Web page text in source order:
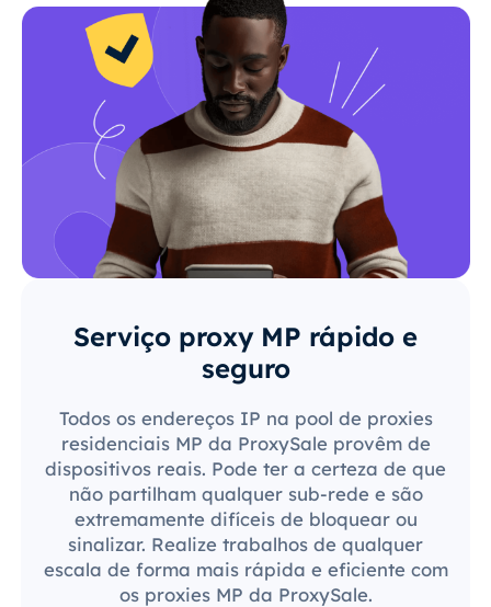
Serviço proxy MP rápido e
seguro
Todos os endereços IP na pool de proxies
residenciais MP da ProxySale provêm de
dispositivos reais. Pode ter a certeza de que
não partilham qualquer sub-rede e são
extremamente difíceis de bloquear ou
sinalizar. Realize trabalhos de qualquer
escala de forma mais rápida e eficiente com
os proxies MP da ProxySale.